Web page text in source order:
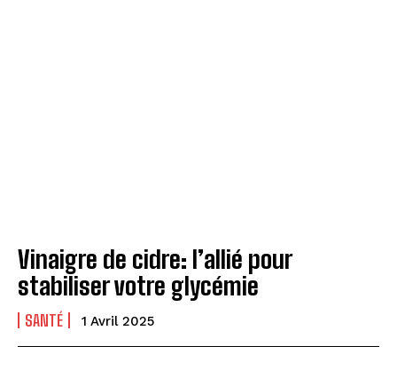
Vinaigre de cidre: l’allié pour
stabiliser votre glycémie
SANTÉ 1 Avril 2025